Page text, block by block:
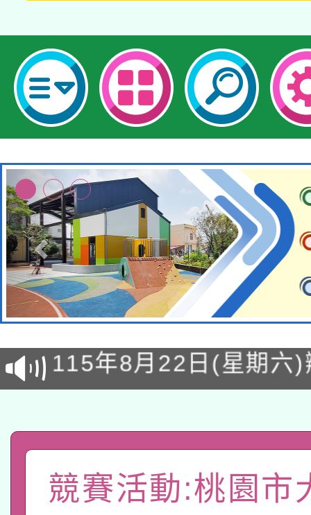
轉知經濟部水利署委託
業技術研究院辦理「
動」
115年8月22日(星期六
桃園市孔廟祈福系列
開 智慧啟航」
2026年桃園地景藝術
「2026桃園藝術巡演
國立臺灣師範大學辦理
函轉國家教育研究院中
競賽活動:桃園市